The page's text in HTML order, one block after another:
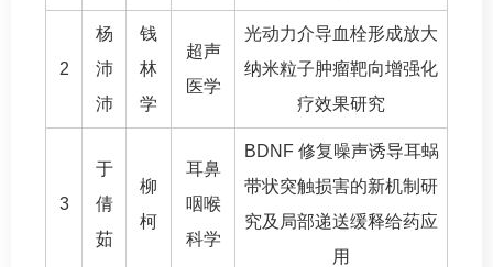
2
杨
沛
沛
钱
林
学
超声
医学
光动力介导血栓形成放大
纳米粒子肿瘤靶向增强化
疗效果研究
3
于
倩
茹
柳
柯
耳鼻
咽喉
科学
BDNF 修复噪声诱导耳蜗
带状突触损害的新机制研
究及局部递送缓释给药应
用